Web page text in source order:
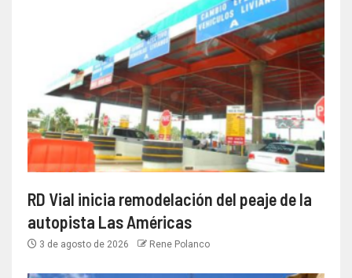
RD Vial inicia remodelación del peaje de la
autopista Las Américas
3 de agosto de 2026 Rene Polanco